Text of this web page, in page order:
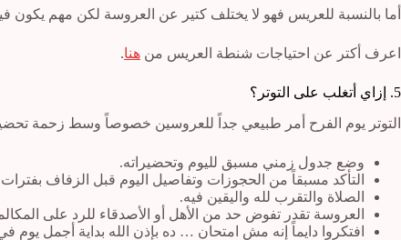
أما بالنسبة للعريس فهو لا يختلف كتير عن العروسة لكن مهم
اعرف أكتر عن احتياجات شنطة العريس من هنا.
5. إزاي أتغلب على التوتر؟
التوتر يوم الفرح أمر طبيعي جداً للعروسين خصوصاً وسط زحمة
وضع جدول زمني مسبق لليوم وتحضيراته.
التأكد مسبقاً من الحجوزات وتفاصيل اليوم قبل الزفاف
الصلاة والتقرب لله واليقين فيه.
العروسة تقدر تفوض حد من الأهل أو الأصدقاء للرد على
افتكروا دايماً إنه مش امتحان … ده بإذن الله بداية أجمل يوم